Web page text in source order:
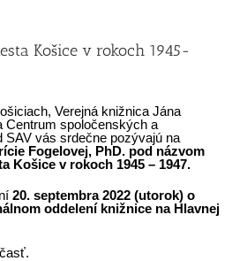
Košice v rokoch 1945-
Verejná knižnica Jána
Centrum spoločenských a
SAV vás srdečne pozývajú na
Fogelovej, PhD. pod názvom
Košice v rokoch 1945 – 1947.
20. septembra 2022 (utorok) o
oddelení knižnice na Hlavnej